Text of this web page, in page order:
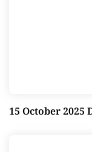
15 October 2025